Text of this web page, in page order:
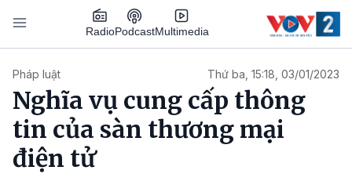
Nhảy đến nội dung
RadioPodcastMultimedia
Pháp luật Thứ ba, 15:18, 03/01/2023
Nghĩa vụ cung cấp thông
tin của sàn thương mại
điện tử